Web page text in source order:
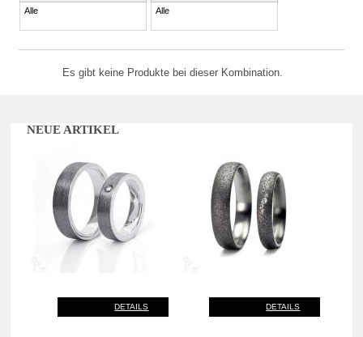
Alle Alle
Es gibt keine Produkte bei dieser Kombination.
NEUE ARTIKEL
DETAILS DETAILS